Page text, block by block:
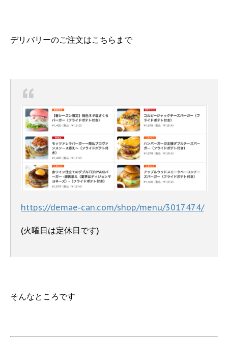
デリバリーのご注文はこちらまで
https://demae-can.com/shop/menu/3017474/
(火曜日は定休日です)
そんなところです